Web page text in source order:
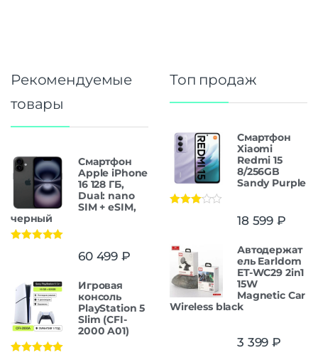
Рекомендуемые
товары
Смартфон
Apple iPhone
16 128 ГБ,
Dual: nano
SIM + eSIM,
черный
60 499 ₽
Игровая
консоль
PlayStation 5
Slim (CFI-
2000 A01)
Топ продаж
Смартфон
Xiaomi
Redmi 15
8/256GB
Sandy Purple
18 599 ₽
Автодержат
ель Earldom
ET-WC29 2in1
15W
Magnetic Car
Wireless black
3 399 ₽